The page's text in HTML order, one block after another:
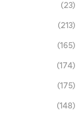
(23)
(213)
(165)
(174)
(175)
(148)